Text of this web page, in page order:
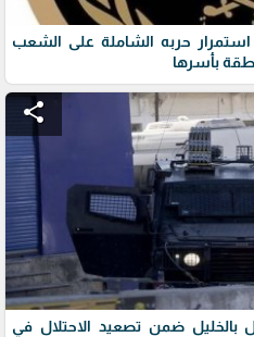
استمرار حربه الشاملة على الشعب
بأسرها
share
بالخليل ضمن تصعيد الاحتلال في